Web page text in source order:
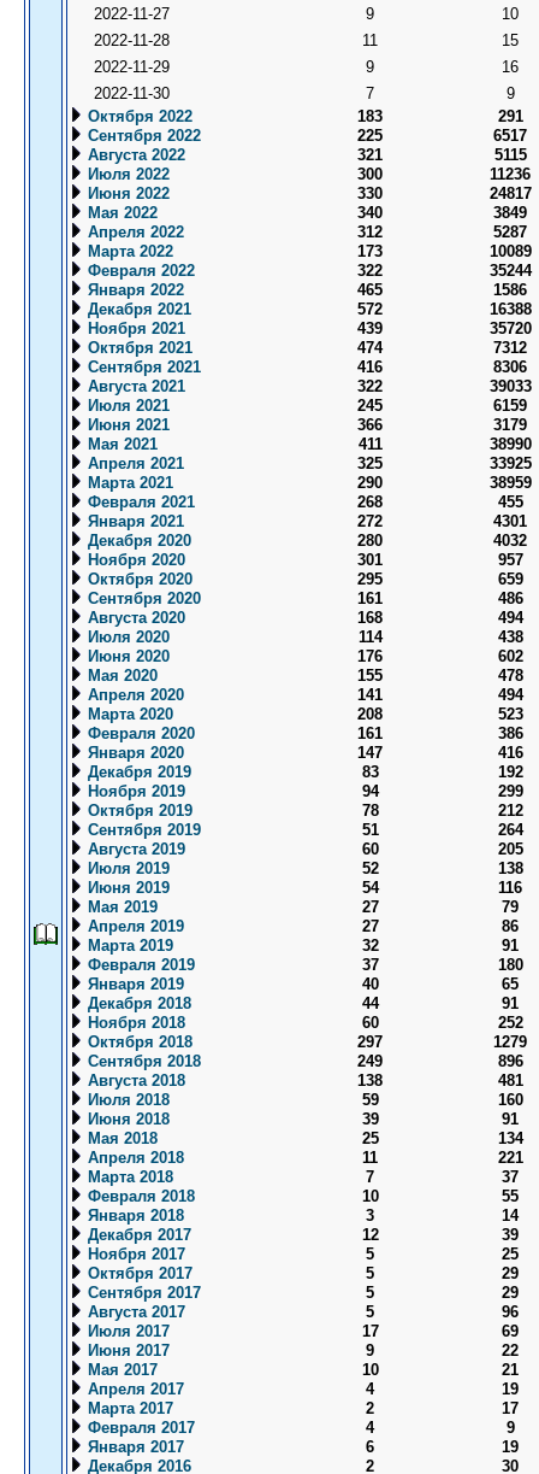
2022-11-27 9
10
2022-11-28
11
15
2022-11-29
9
16
2022-11-30
7
9
Октября 2022
183
291
Сентября 2022
225
6517
Августа 2022
321
5115
Июля 2022
300
11236
Июня 2022
330
24817
Мая 2022
340
3849
Апреля 2022
312
5287
Марта 2022
173
10089
Февраля 2022
322
35244
Января 2022
465
1586
Декабря 2021
572
16388
Ноября 2021
439
35720
Октября 2021
474
7312
Сентября 2021
416
8306
Августа 2021
322
39033
Июля 2021
245
6159
Июня 2021
366
3179
Мая 2021
411
38990
Апреля 2021
325
33925
Марта 2021
290
38959
Февраля 2021
268
455
Января 2021
272
4301
Декабря 2020
280
4032
Ноября 2020
301
957
Октября 2020
295
659
Сентября 2020
161
486
Августа 2020
168
494
Июля 2020
114
438
Июня 2020
176
602
Мая 2020
155
478
Апреля 2020
141
494
Марта 2020
208
523
Февраля 2020
161
386
Января 2020
147
416
Декабря 2019
83
192
Ноября 2019
94
299
Октября 2019
78
212
Сентября 2019
51
264
Августа 2019
60
205
Июля 2019
52
138
Июня 2019
54
116
Мая 2019
27
79
Апреля 2019
27
86
Марта 2019
32
91
Февраля 2019
37
180
Января 2019
40
65
Декабря 2018
44
91
Ноября 2018
60
252
Октября 2018
297
1279
Сентября 2018
249
896
Августа 2018
138
481
Июля 2018
59
160
Июня 2018
39
91
Мая 2018
25
134
Апреля 2018
11
221
Марта 2018
7
37
Февраля 2018
10
55
Января 2018
3
14
Декабря 2017
12
39
Ноября 2017
5
25
Октября 2017
5
29
Сентября 2017
5
29
Августа 2017
5
96
Июля 2017
17
69
Июня 2017
9
22
Мая 2017
10
21
Апреля 2017
4
19
Марта 2017
2
17
Февраля 2017
4
9
Января 2017
6
19
Декабря 2016
2
30